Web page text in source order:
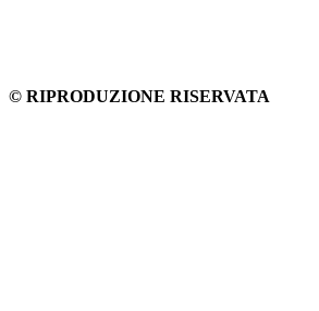
© RIPRODUZIONE RISERVATA